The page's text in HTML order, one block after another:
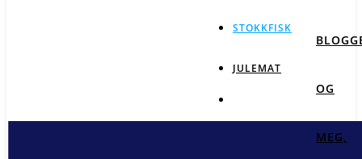
STOKKFISK
JULEMAT
OG
MEG,